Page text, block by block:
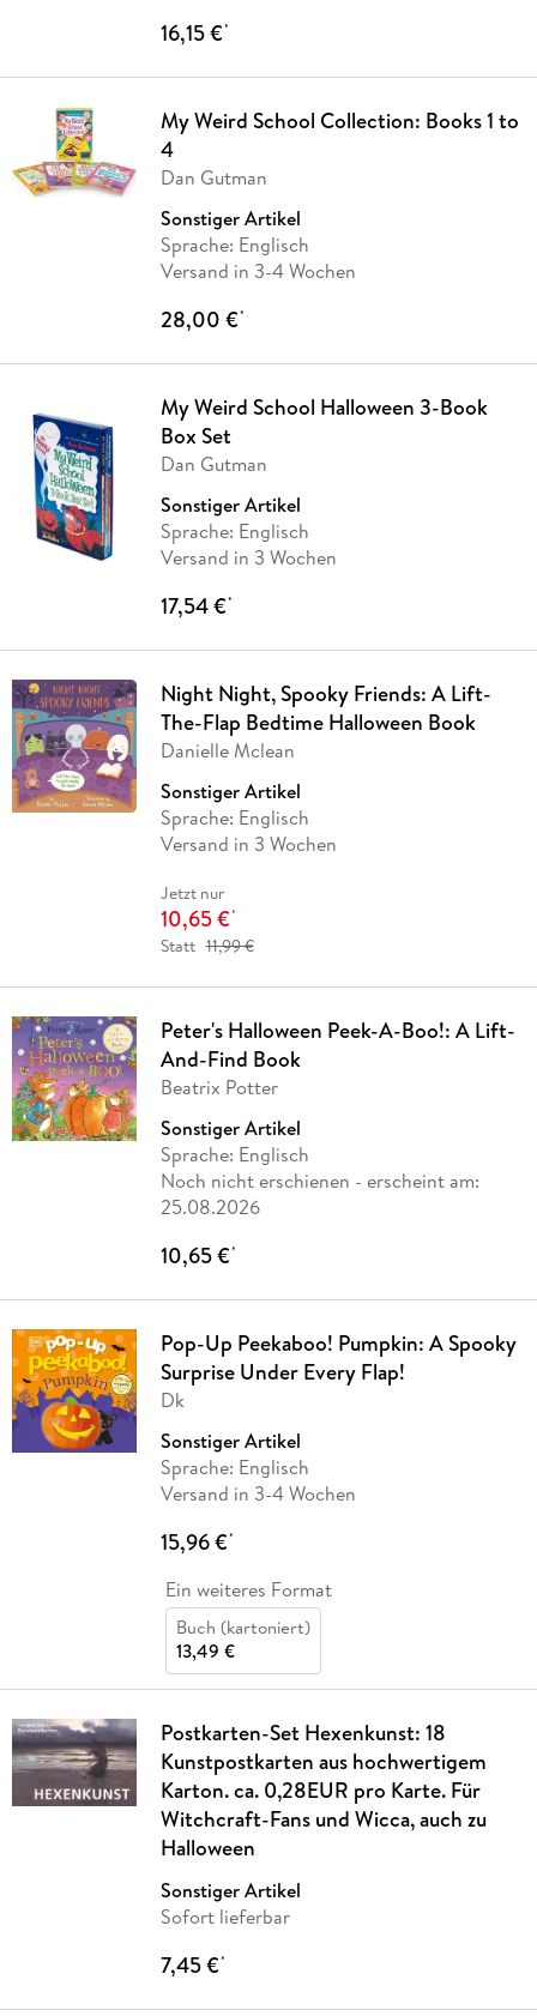
16,15 €*
My Weird School Collection: Books 1 to
4
Dan Gutman
Sonstiger Artikel
Sprache: Englisch
Versand in 3-4 Wochen
28,00 €*
My Weird School Halloween 3-Book
Box Set
Dan Gutman
Sonstiger Artikel
Sprache: Englisch
Versand in 3 Wochen
17,54 €*
Night Night, Spooky Friends: A Lift-
The-Flap Bedtime Halloween Book
Danielle Mclean
Sonstiger Artikel
Sprache: Englisch
Versand in 3 Wochen
Jetzt nur
10,65 €*
Statt 11,99 €
Peter's Halloween Peek-A-Boo!: A Lift-
And-Find Book
Beatrix Potter
Sonstiger Artikel
Sprache: Englisch
Noch nicht erschienen - erscheint am:
25.08.2026
10,65 €*
Pop-Up Peekaboo! Pumpkin: A Spooky
Surprise Under Every Flap!
Dk
Sonstiger Artikel
Sprache: Englisch
Versand in 3-4 Wochen
15,96 €*
Ein weiteres Format
Buch (kartoniert)
13,49 €
Postkarten-Set Hexenkunst: 18
Kunstpostkarten aus hochwertigem
Karton. ca. 0,28EUR pro Karte. Für
Witchcraft-Fans und Wicca, auch zu
Halloween
Sonstiger Artikel
Sofort lieferbar
7,45 €*